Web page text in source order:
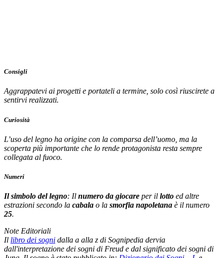
Consigli
Aggrappatevi ai progetti e portateli a termine, solo così riuscirete a
sentirvi realizzati.
Curiosità
L’uso del legno ha origine con la comparsa dell’uomo, ma la
scoperta più importante che lo rende protagonista resta sempre
collegata al fuoco.
Numeri
Il simbolo del legno: Il numero da giocare per il lotto ed altre
estrazioni secondo la cabala o la smorfia napoletana è il numero
25.
Note Editoriali
Il libro dei sogni dalla a alla z di Sognipedia dervia
dall'interpretazione dei sogni di Freud e dal significato dei sogni di